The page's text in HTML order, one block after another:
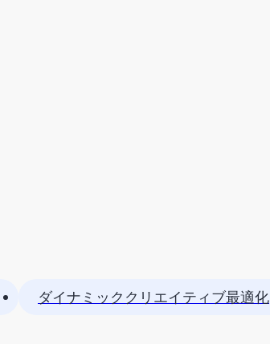
ダイナミッククリエイティブ最適化